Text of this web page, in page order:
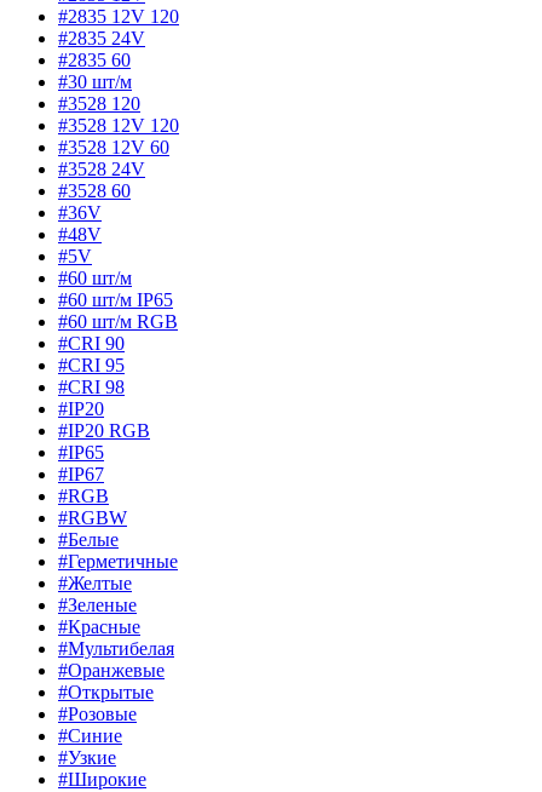
#2835 12V 120
#2835 24V
#2835 60
#30 шт/м
#3528 120
#3528 12V 120
#3528 12V 60
#3528 24V
#3528 60
#36V
#48V
#5V
#60 шт/м
#60 шт/м IP65
#60 шт/м RGB
#CRI 90
#CRI 95
#CRI 98
#IP20
#IP20 RGB
#IP65
#IP67
#RGB
#RGBW
#Белые
#Герметичные
#Желтые
#Зеленые
#Красные
#Мультибелая
#Оранжевые
#Открытые
#Розовые
#Синие
#Узкие
#Широкие